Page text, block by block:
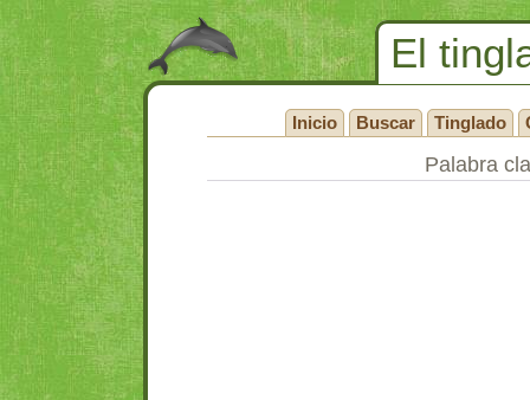
El
Inicio Buscar Tinglado
Palabra